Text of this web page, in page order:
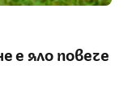
е яло повече